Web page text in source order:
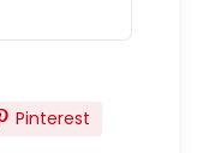
Pinterest